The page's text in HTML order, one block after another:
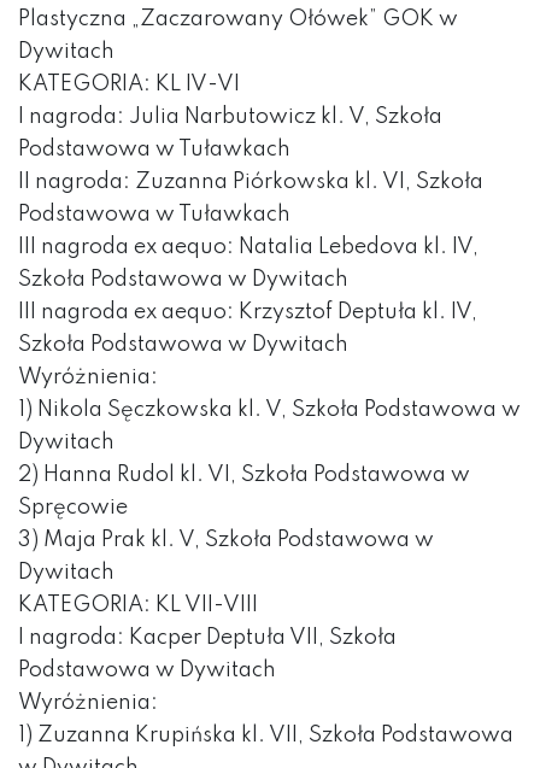
Plastyczna „Zaczarowany Ołówek” GOK w
Dywitach
KATEGORIA: KL IV-VI
I nagroda: Julia Narbutowicz kl. V, Szkoła
Podstawowa w Tuławkach
II nagroda: Zuzanna Piórkowska kl. VI, Szkoła
Podstawowa w Tuławkach
III nagroda ex aequo: Natalia Lebedova kl. IV,
Szkoła Podstawowa w Dywitach
III nagroda ex aequo: Krzysztof Deptuła kl. IV,
Szkoła Podstawowa w Dywitach
Wyróżnienia:
1) Nikola Sęczkowska kl. V, Szkoła Podstawowa w
Dywitach
2) Hanna Rudol kl. VI, Szkoła Podstawowa w
Spręcowie
3) Maja Prak kl. V, Szkoła Podstawowa w
Dywitach
KATEGORIA: KL VII-VIII
I nagroda: Kacper Deptuła VII, Szkoła
Podstawowa w Dywitach
Wyróżnienia:
1) Zuzanna Krupińska kl. VII, Szkoła Podstawowa